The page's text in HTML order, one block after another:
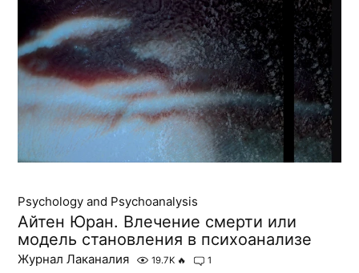
Psychology and Psychoanalysis
Айтен Юран. Влечение смерти или
модель становления в психоанализе
Журнал Лаканалия 19.7K 🔥 1